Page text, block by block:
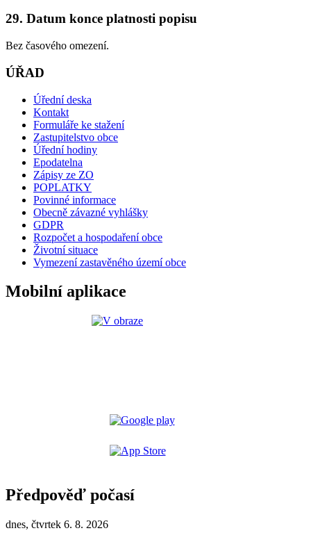
29. Datum konce platnosti popisu
Bez časového omezení.
ÚŘAD
Úřední deska
Kontakt
Formuláře ke stažení
Zastupitelstvo obce
Úřední hodiny
Epodatelna
Zápisy ze ZO
POPLATKY
Povinné informace
Obecně závazné vyhlášky
GDPR
Rozpočet a hospodaření obce
Životní situace
Vymezení zastavěného území obce
Mobilní aplikace
Předpověď počasí
dnes, čtvrtek 6. 8. 2026